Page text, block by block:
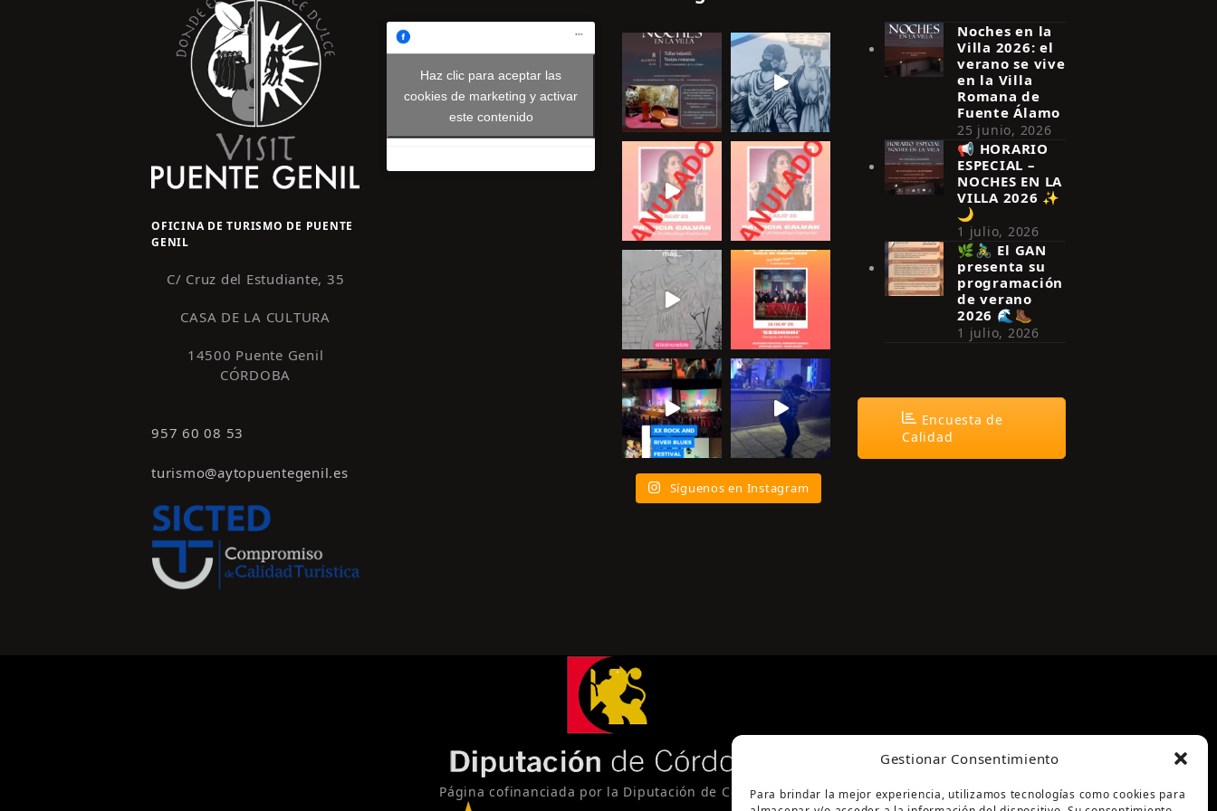
Gestionar Consentimiento
Para brindar la mejor experiencia, utilizamos tecnologías como cookies para
OFICINA DE TURISMO DE PUENTE
GENIL
C/ Cruz del Estudiante, 35
CASA DE LA CULTURA
14500 Puente Genil
CÓRDOBA
957 60 08 53
turismo@aytopuentegenil.es
Haz clic para aceptar las
cookies de marketing y activar
este contenido
Síguenos en Instagram
Noches en la
Villa 2026: el
verano se vive
en la Villa
Romana de
Fuente Álamo
25 junio, 2026
📢 HORARIO
ESPECIAL –
NOCHES EN LA
VILLA 2026 ✨
🌙
1 julio, 2026
🌿🚴‍♂️ El GAN
presenta su
programación
de verano
2026 🌊🥾
1 julio, 2026
Encuesta de
Calidad
Página cofinanciada por la Diputación de Córdoba